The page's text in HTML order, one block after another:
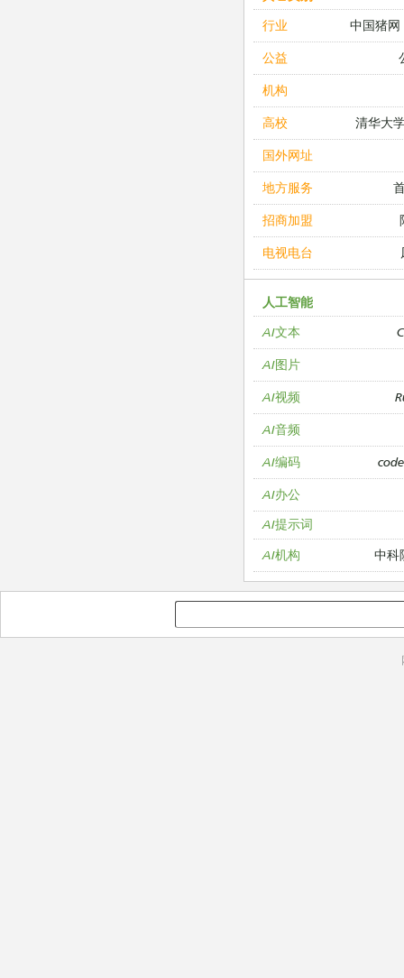
行业
中国猪网
公益
机构
高校 清华大
国外网址
地方服务
招商加盟
电视电台
人工智能
AI文本
AI图片
AI视频
AI音频
AI编码
AI办公
AI提示词
AI机构
中科